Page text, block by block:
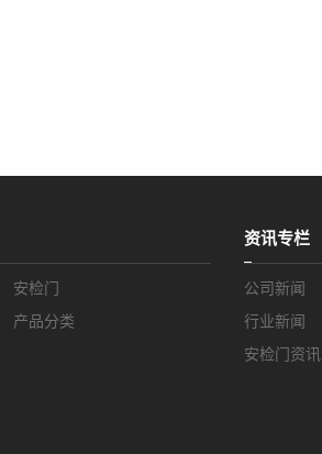
安检门
产品分类
资讯专栏
公司新闻
行业新闻
安检门资讯